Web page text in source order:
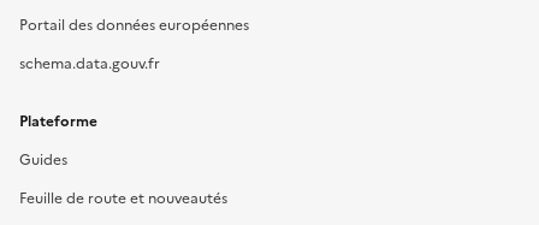
Portail des données européennes
schema.data.gouv.fr
Plateforme
Guides
Feuille de route et nouveautés